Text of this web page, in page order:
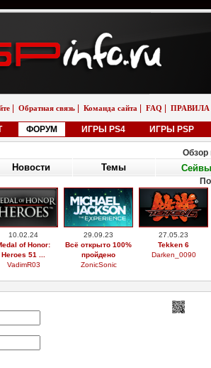
Обратная связь Команда сайта FAQ ПРАВИЛА
ФОРУМ ИГРЫ PS4 ИГРЫ PSP
Обзор
Новости Темы Сейвы
10.02.24
of Honor:
Heroes 51 ...
VadimR03
29.09.23
Всё открыто 100%
пройдено
ZonicSonic
27.05.23
Tekken 6
Darken_0090